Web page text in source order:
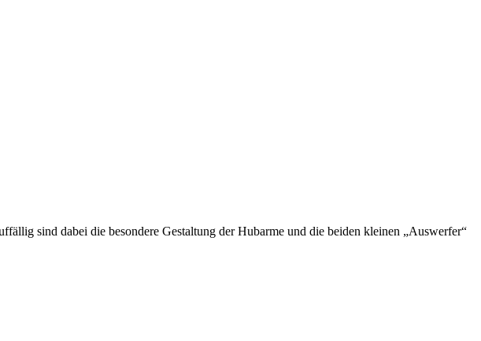
sind dabei die besondere Gestaltung der Hubarme und die beiden kleinen „Auswerfer“